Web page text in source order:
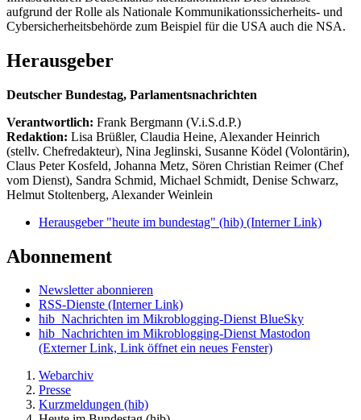
aufgrund der Rolle als Nationale Kommunikationssicherheits- und
Cybersicherheitsbehörde zum Beispiel für die USA auch die NSA.
Herausgeber
Deutscher Bundestag, Parlamentsnachrichten
Verantwortlich: Frank Bergmann (V.i.S.d.P.)
Redaktion: Lisa Brüßler, Claudia Heine, Alexander Heinrich
(stellv. Chefredakteur), Nina Jeglinski, Susanne Ködel (Volontärin),
Claus Peter Kosfeld, Johanna Metz, Sören Christian Reimer (Chef
vom Dienst), Sandra Schmid, Michael Schmidt, Denise Schwarz,
Helmut Stoltenberg, Alexander Weinlein
Herausgeber "heute im bundestag" (hib) (Interner Link)
Abonnement
Newsletter abonnieren
RSS-Dienste (Interner Link)
hib_Nachrichten im Mikroblogging-Dienst BlueSky
hib_Nachrichten im Mikroblogging-Dienst Mastodon
(Externer Link, Link öffnet ein neues Fenster)
Webarchiv
Presse
Kurzmeldungen (hib)